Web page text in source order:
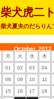
柴犬虎二
柴犬夏夫のだらり
October, 2012
月 火 水 木
01 02 03 04
08 09 10 11
15 16 17 18